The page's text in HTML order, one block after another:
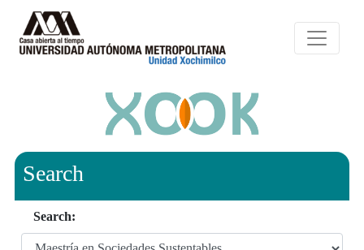
Search
Search: